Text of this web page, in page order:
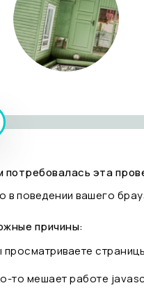
потребовалась эта
в поведении вашего
причины:
просматриваете
то мешает работе